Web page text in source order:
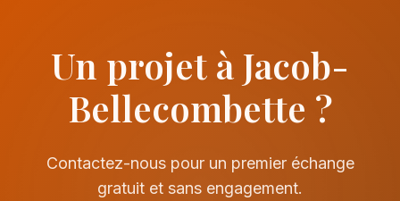
Un projet à Jacob-
Bellecombette ?
Contactez-nous pour un premier échange
gratuit et sans engagement.